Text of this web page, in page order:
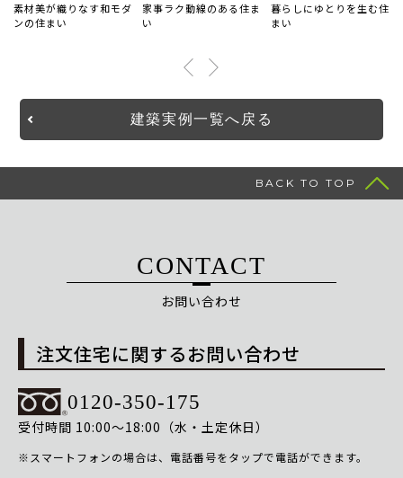
素材美が織りなす和モダ
ンの住まい
家事ラク動線のある住ま
い
暮らしにゆとりを生む住
まい
建築実例一覧へ戻る
BACK TO TOP
CONTACT
お問い合わせ
注文住宅に関するお問い合わせ
0120-350-175
受付時間 10:00〜18:00（水・土定休日）
※スマートフォンの場合は、電話番号をタップで電話ができます。